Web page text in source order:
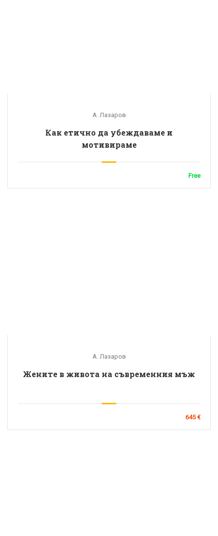
А. Лазаров
Как етично да убеждаваме и
мотивираме
Free
А. Лазаров
Жените в живота на съвременния мъж
645 €